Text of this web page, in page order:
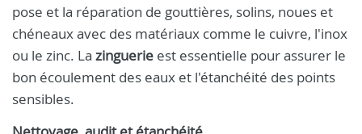
pose et la réparation de gouttières, solins, noues et
chéneaux avec des matériaux comme le cuivre, l'inox
ou le zinc. La zinguerie est essentielle pour assurer le
bon écoulement des eaux et l'étanchéité des points
sensibles.